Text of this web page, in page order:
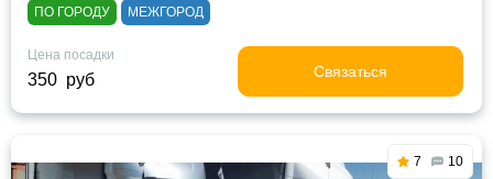
ПО ГОРОДУ МЕЖГОРОД
Цена посадки
350 руб Связаться
7 10